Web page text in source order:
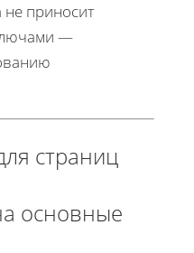
не приносит
—
страниц
основные